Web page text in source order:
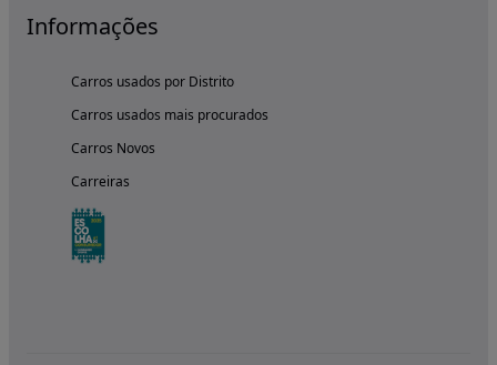
Informações
Carros usados por Distrito
Carros usados mais procurados
Carros Novos
Carreiras